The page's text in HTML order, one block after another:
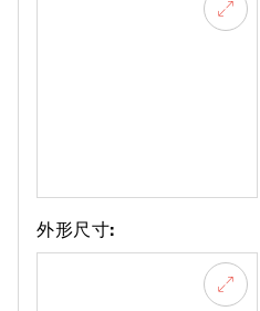
外形尺寸: